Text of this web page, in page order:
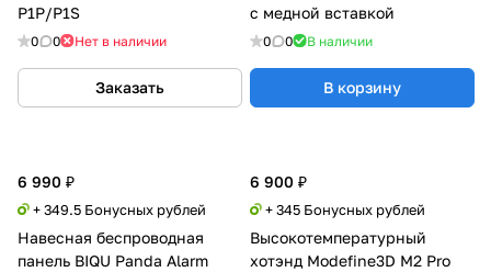
с медной вставкой
0 0 В наличии
В корзину
6 990 ₽
+ 349.5 Бонусных рублей
Навесная беспроводная
панель BIQU Panda Alarm
6 900 ₽
+ 345 Бонусных рублей
Высокотемпературный
хотэнд Modefine3D M2 Pro
P1P/P1S
0 0 Нет в наличии
Заказать